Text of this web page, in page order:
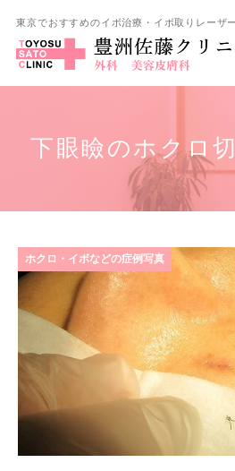
東京でおすすめのイボ治療・イボ取りレーザー
下眼瞼のホクロ
ホクロ・イボなどの症例写真